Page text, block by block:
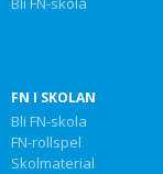
FN I SKOLAN
Bli FN-skola
FN-rollspel
Skolmaterial